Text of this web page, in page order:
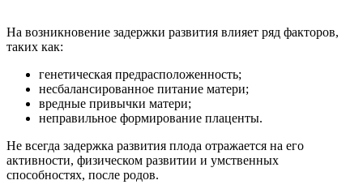
На возникновение задержки развития влияет ряд факторов,
таких как:
генетическая предрасположенность;
несбалансированное питание матери;
вредные привычки матери;
неправильное формирование плаценты.
Не всегда задержка развития плода отражается на его
активности, физическом развитии и умственных
способностях, после родов.